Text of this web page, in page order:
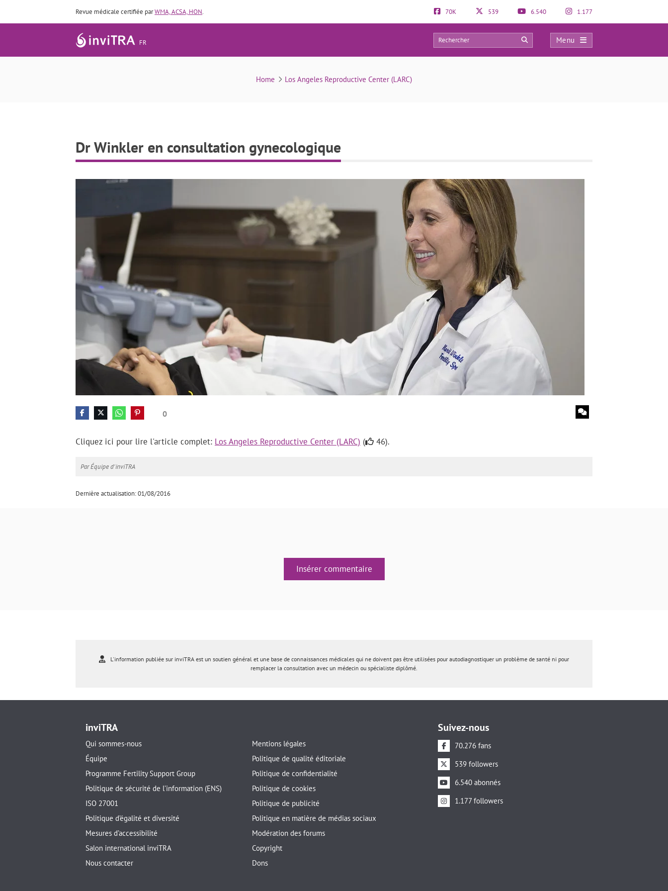
Revue médicale certifiée parWMA, ACSA, HON. 70K 539 6.540 1.177
FR
Menu
Dr Winkler en consultation gynecologique
0 0
Home Los Angeles Reproductive Center (LARC)
Dr Winkler en consultation gynecologique
0
Cliquez ici pour lire l'article complet: Los Angeles Reproductive Center (LARC) ( 46).
Par Équipe d'inviTRA
Dernière actualisation: 01/08/2016
Insérer commentaire
L'information publiée sur inviTRA est un soutien général et une base de connaissances médicales qui ne doivent pas être utilisées pour autodiagnostiquer un problème de santé ni pour
remplacer la consultation avec un médecin ou spécialiste diplômé.
inviTRA
Qui sommes-nous
Équipe
Programme Fertility Support Group
Politique de sécurité de l’information (ENS)
ISO 27001
Politique d’égalité et diversité
Mesures d’accessibilité
Salon international inviTRA
Nous contacter
Mentions légales
Politique de qualité éditoriale
Politique de confidentialité
Politique de cookies
Politique de publicité
Politique en matière de médias sociaux
Modération des forums
Copyright
Dons
Suivez-nous
70.276 fans
539 followers
6.540 abonnés
1.177 followers